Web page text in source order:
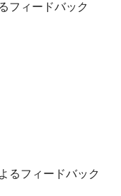
フィードバック
るフィードバック